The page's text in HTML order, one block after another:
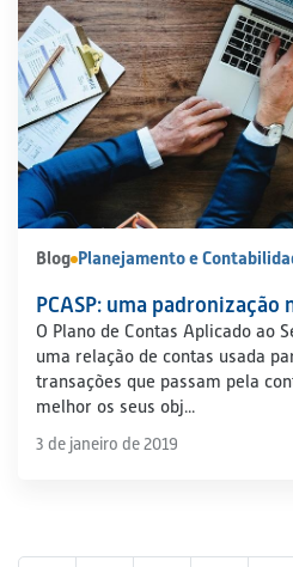
Blog Planejamento e
PCASP: uma padronização
O Plano de Contas Aplicado ao
uma relação de contas usada
transações que passam pela
melhor os seus obj...
3 de janeiro de 2019